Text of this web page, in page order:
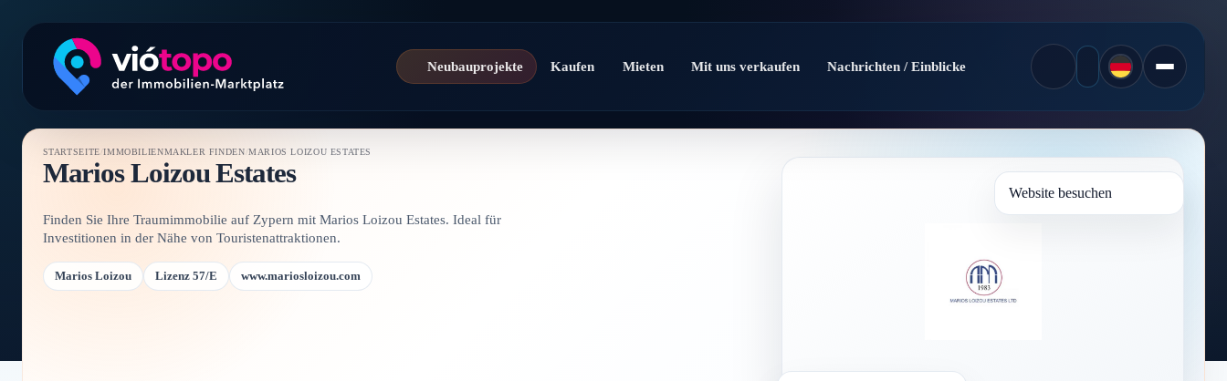
Neubauprojekte Kaufen Mieten Mit uns verkaufen Nachrichten / Einblicke
STARTSEITE/IMMOBILIENMAKLER FINDEN/MARIOS LOIZOU ESTATES
Marios Loizou Estates
Finden Sie Ihre Traumimmobilie auf Zypern mit Marios Loizou Estates. Ideal für
Investitionen in der Nähe von Touristenattraktionen.
Marios Loizou Lizenz 57/E www.mariosloizou.com
Website besuchen